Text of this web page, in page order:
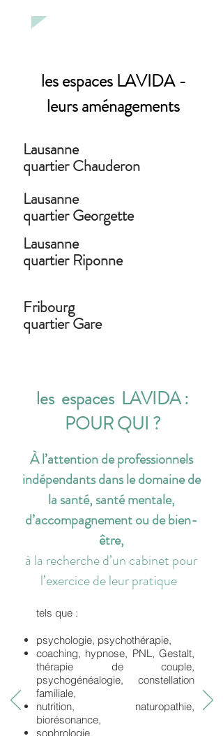
​les espaces LAVIDA -
leurs aménagements
Lausanne
quartierGeorgette
Lausanne
quartierRiponne
Fribourg
quartierGare
Lausanne
quartierChauderon
les espaces LAVIDA :
POUR QUI ?
À l’attention de professionnels
indépendants dans le domaine de
la santé, santé mentale,
d’accompagnement ou de bien-
être,
à la recherche d’un cabinet pour
l’exercice de leur pratique
tels que :
psychologie, psychothérapie,
coaching, hypnose, PNL, Gestalt,
thérapie de couple,
psychogénéalogie, constellation
familiale,
nutrition, naturopathie,
biorésonance,
sophrologie,